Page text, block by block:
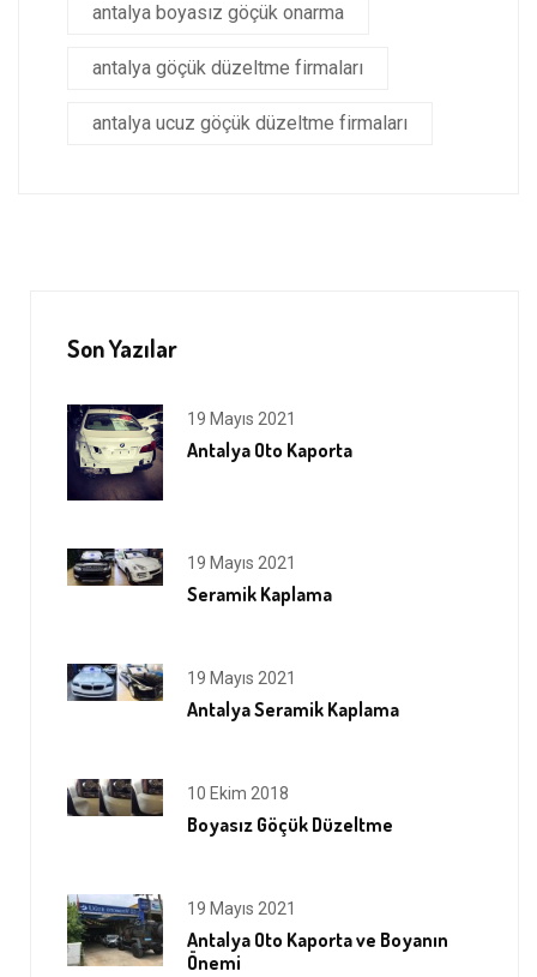
antalya boyasız göçük onarma
antalya göçük düzeltme firmaları
antalya ucuz göçük düzeltme firmaları
Son Yazılar
19 Mayıs 2021
Antalya Oto Kaporta
19 Mayıs 2021
Seramik Kaplama
19 Mayıs 2021
Antalya Seramik Kaplama
10 Ekim 2018
Boyasız Göçük Düzeltme
19 Mayıs 2021
Antalya Oto Kaporta ve Boyanın
Önemi